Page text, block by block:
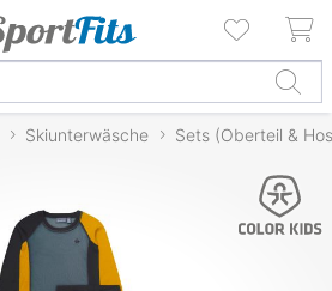
Skiunterwäsche Sets (Oberteil &